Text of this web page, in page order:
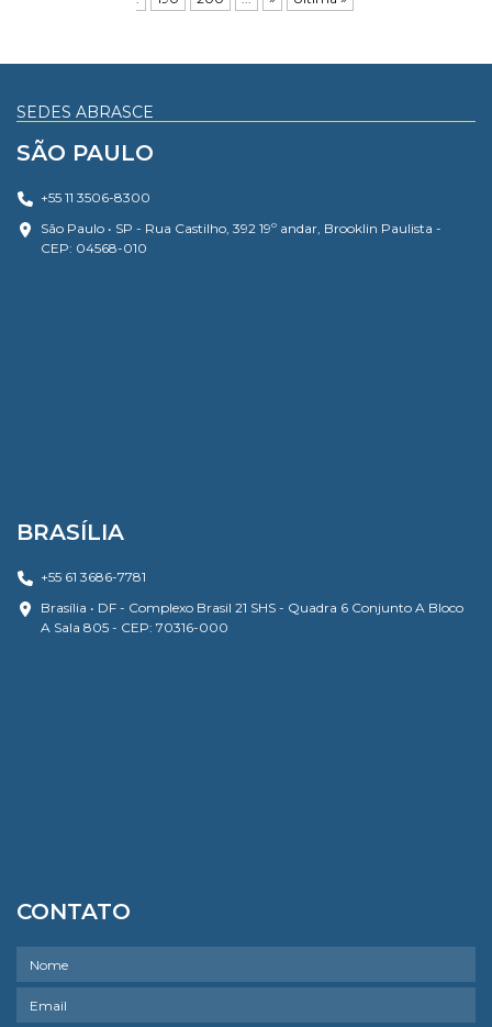
SEDES ABRASCE
SÃO PAULO
+55 11 3506-8300
São Paulo • SP - Rua Castilho, 392 19º andar, Brooklin Paulista -
CEP: 04568-010
BRASÍLIA
+55 61 3686-7781
Brasília • DF - Complexo Brasil 21 SHS - Quadra 6 Conjunto A Bloco
A Sala 805 - CEP: 70316-000
CONTATO